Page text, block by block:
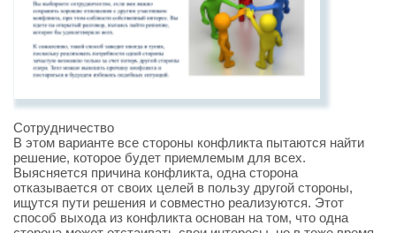
Сотрудничество
В этом варианте все стороны конфликта пытаются найти
решение, которое будет приемлемым для всех.
Выясняется причина конфликта, одна сторона
отказывается от своих целей в пользу другой стороны,
ищутся пути решения и совместно реализуются. Этот
способ выхода из конфликта основан на том, что одна